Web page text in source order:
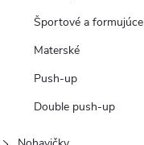
Športové a formujúce
Materské
Push-up
Double push-up